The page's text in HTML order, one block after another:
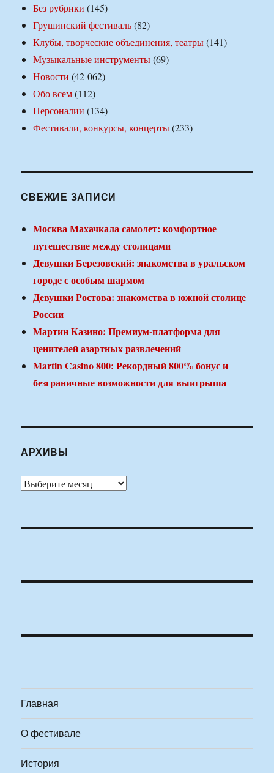
Без рубрики (145)
Грушинский фестиваль(82)
Клубы, творческие объединения, театры(141)
Музыкальные инструменты(69)
Новости (42 062)
Обо всем(112)
Персоналии (134)
Фестивали, конкурсы, концерты(233)
СВЕЖИЕ ЗАПИСИ
Москва Махачкала самолет: комфортное
путешествие между столицами
Девушки Березовский: знакомства в уральском
городе с особым шармом
Девушки Ростова: знакомства в южной столице
России
Мартин Казино: Премиум-платформа для
ценителей азартных развлечений
Martin Casino 800: Рекордный 800% бонус и
безграничные возможности для выигрыша
АРХИВЫ
Архивы
Главная
О фестивале
История